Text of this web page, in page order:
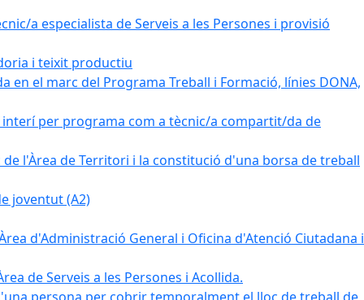
a especialista de Serveis a les Persones i provisió
i teixit productiu
en el marc del Programa Treball i Formació, línies DONA,
per programa com a tècnic/a compartit/da de
l'Àrea de Territori i la constitució d'una borsa de treball
joventut (A2)
d'Administració General i Oficina d'Atenció Ciutadana i
de Serveis a les Persones i Acollida.